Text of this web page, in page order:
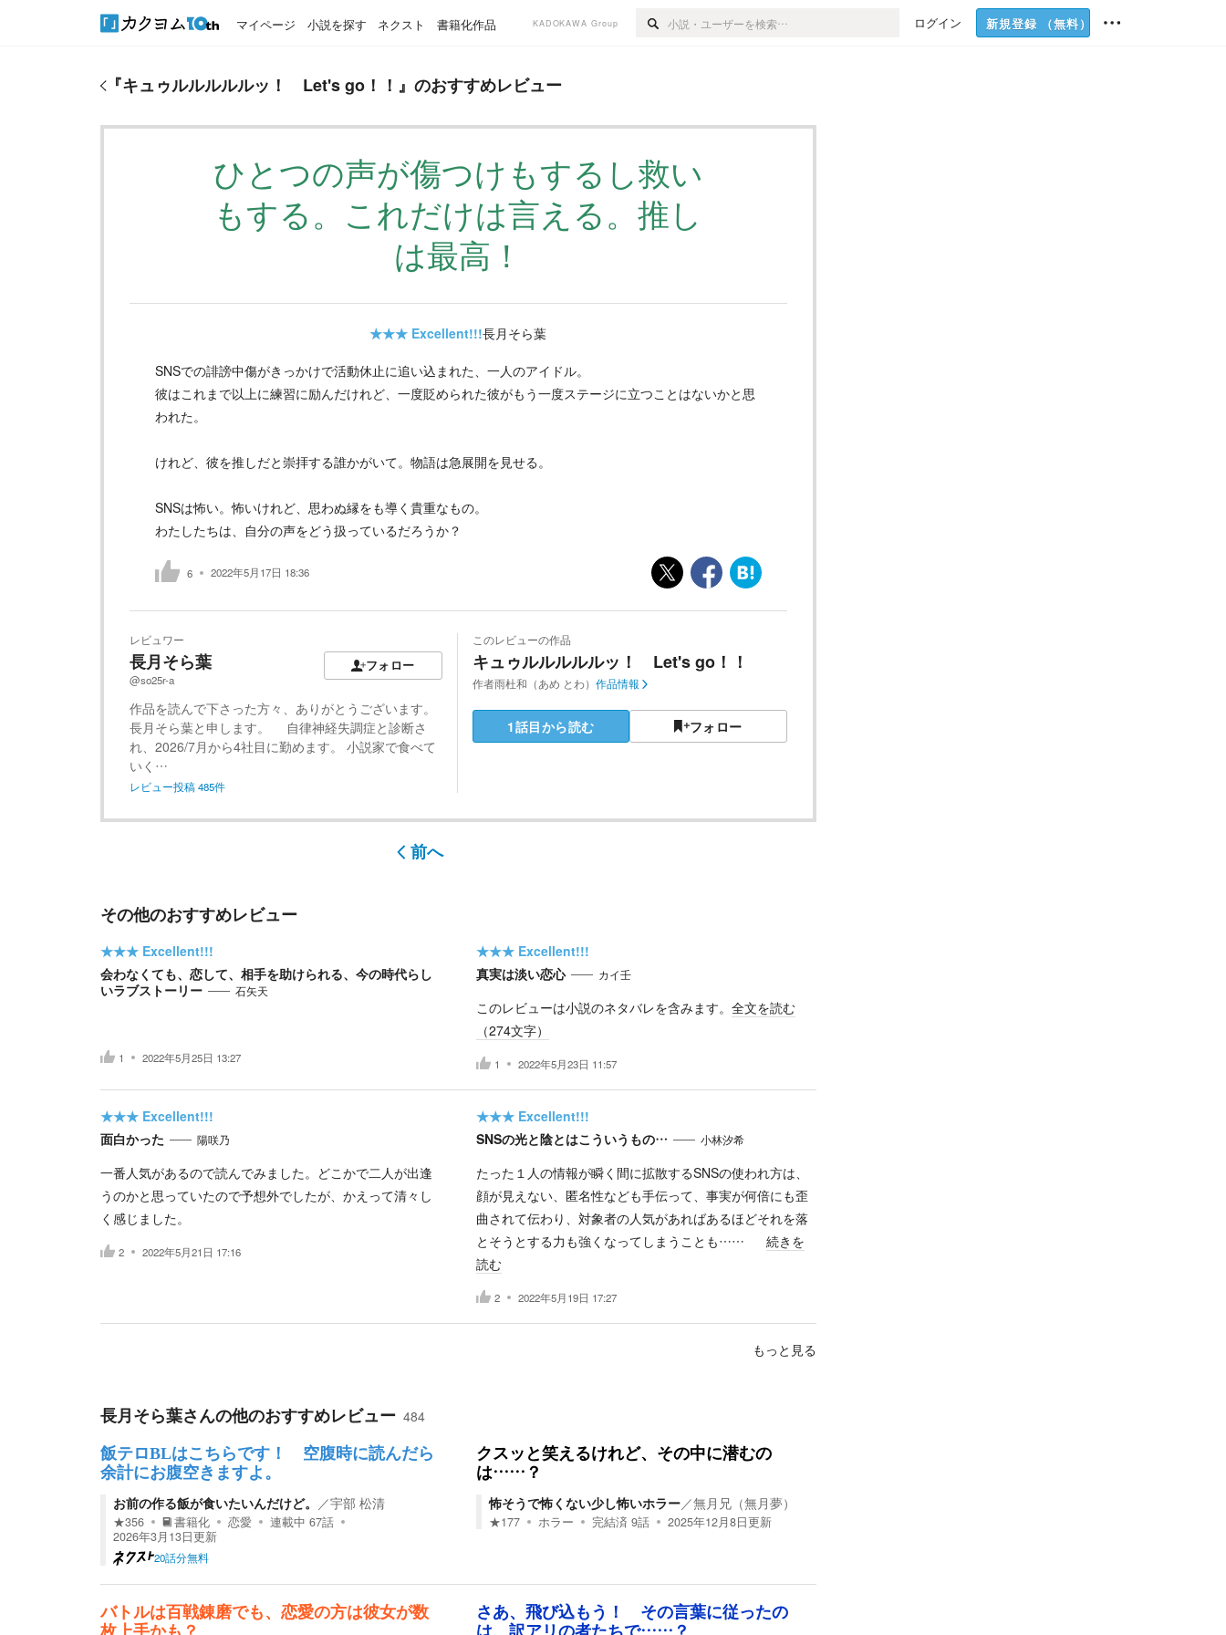
マイページ 小説を探す ネクスト 書籍化作品 KADOKAWA Group ログイン 新規登録 （無料）
『キュゥルルルルルッ！ Let's go！！ 』のおすすめレビュー
ひとつの声が傷つけもするし救い
もする。これだけは言える。推し
は最高！
★★★ Excellent!!!長月そら葉
SNSでの誹謗中傷がきっかけで活動休止に追い込まれた、一人のアイドル。
彼はこれまで以上に練習に励んだけれど、一度貶められた彼がもう一度ステージに立つことはないかと思
われた。
けれど、彼を推しだと崇拝する誰かがいて。物語は急展開を見せる。
SNSは怖い。怖いけれど、思わぬ縁をも導く貴重なもの。
わたしたちは、自分の声をどう扱っているだろうか？
6 2022年5月17日 18:36
レビュワー
長月そら葉
@so25r-a
フォロー
作品を読んで下さった方々、ありがとうございます。
長月そら葉と申します。 自律神経失調症と診断さ
れ、2026/7月から4社目に勤めます。 小説家で食べて
いく…
レビュー投稿485件
このレビューの作品
キュゥルルルルルッ！ Let's go！！
作者雨杜和（あめ とわ） 作品情報
1話目から読む フォロー
前へ
その他のおすすめレビュー
★★★ Excellent!!!
会わなくても、恋して、相手を助けられる、今の時代らし
いラブストーリー
石矢天
1 2022年5月25日 13:27
★★★ Excellent!!!
真実は淡い恋心
カイ壬
このレビューは小説のネタバレを含みます。 全文を読む
（274文字）
1 2022年5月23日 11:57
★★★ Excellent!!!
面白かった
陽咲乃
一番人気があるので読んでみました。どこかで二人が出逢
うのかと思っていたので予想外でしたが、かえって清々し
く感じました。
2 2022年5月21日 17:16
★★★ Excellent!!!
SNSの光と陰とはこういうもの…
小林汐希
たった１人の情報が瞬く間に拡散するSNSの使われ方は、
顔が見えない、匿名性なども手伝って、事実が何倍にも歪
曲されて伝わり、対象者の人気があればあるほどそれを落
とそうとする力も強くなってしまうことも……
続きを
読む
2 2022年5月19日 17:27
もっと見る
長月そら葉さんの他のおすすめレビュー 484
飯テロBLはこちらです！ 空腹時に読んだら
余計にお腹空きますよ。
お前の作る飯が食いたいんだけど。 ／宇部 松清
★356 書籍化 恋愛 連載中 67話
2026年3月13日更新
20話分無料
クスッと笑えるけれど、その中に潜むの
は……？
怖そうで怖くない少し怖いホラー／無月兄（無月夢）
★177 ホラー 完結済 9話 2025年12月8日更新
バトルは百戦錬磨でも、恋愛の方は彼女が数
枚上手かも？
さあ、飛び込もう！ その言葉に従ったの
は、訳アリの者たちで……？